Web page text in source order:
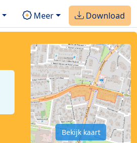
Meer Download
Bekijk kaart